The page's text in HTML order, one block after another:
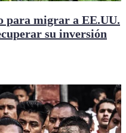
para migrar a EE.UU.
su inversión